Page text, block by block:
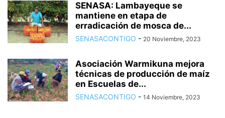
SENASA: Lambayeque se
mantiene en etapa de
erradicación de mosca de...
SENASACONTIGO - 20 Noviembre, 2023
Asociación Warmikuna mejora
técnicas de producción de maíz
en Escuelas de...
SENASACONTIGO - 14 Noviembre, 2023